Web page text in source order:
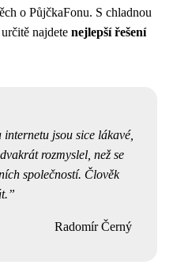
o PůjčkaFonu. S chladnou
najdete nejlepší řešení
jsou sice lákavé,
rozmyslel, než se
společností. Člověk
Radomír Černý